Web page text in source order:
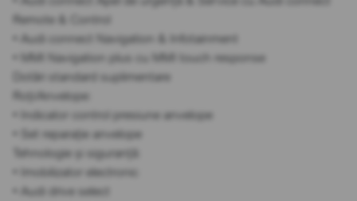
Remote & Control
• Audi connect Navigation & Infotainment
• MMI Navigation plus cu MMI touch response
Dotări standard suplimentare
Roți/Anvelope:
• Indicator control presiune anvelope
• Set reparație anvelope
Tehnologie și siguranță:
• Imobilizator electronic
• Audi drive select